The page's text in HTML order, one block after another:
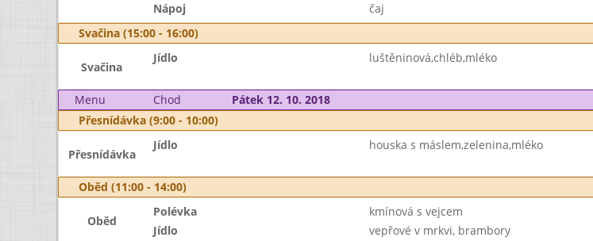
Nápoj
čaj
Svačina (15:00 - 16:00)
Svačina
Jídlo luštěninová,chléb,mléko
Menu Chod Pátek 12. 10. 2018
Přesnídávka (9:00 - 10:00)
Přesnídávka
Jídlo houska s máslem,zelenina,mléko
Oběd (11:00 - 14:00)
Oběd
Polévka kmínová s vejcem
Jídlo
vepřové v mrkvi, brambory